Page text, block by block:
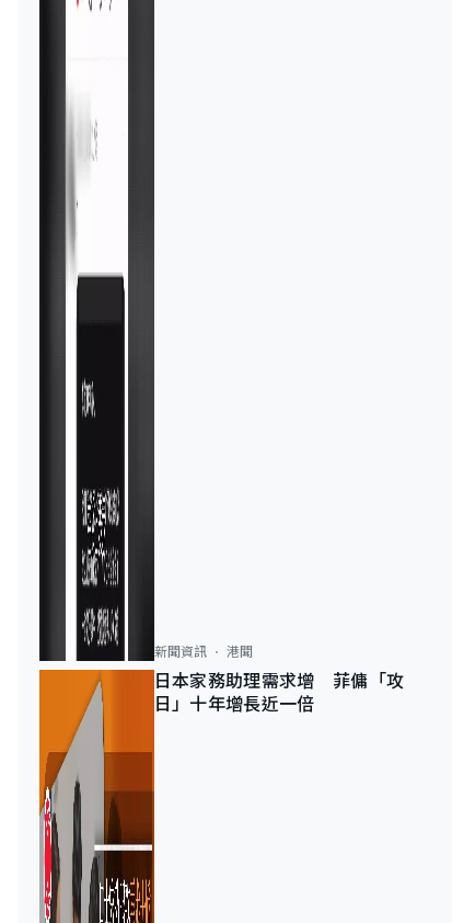
新聞資訊 港聞
日本家務助理需求增 菲傭「攻
日」十年增長近一倍